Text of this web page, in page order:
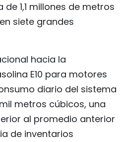
1,1 millones de metros
siete grandes
hacia la
E10 para motores
diario del sistema
metros cúbicos, una
al promedio anterior
de inventarios